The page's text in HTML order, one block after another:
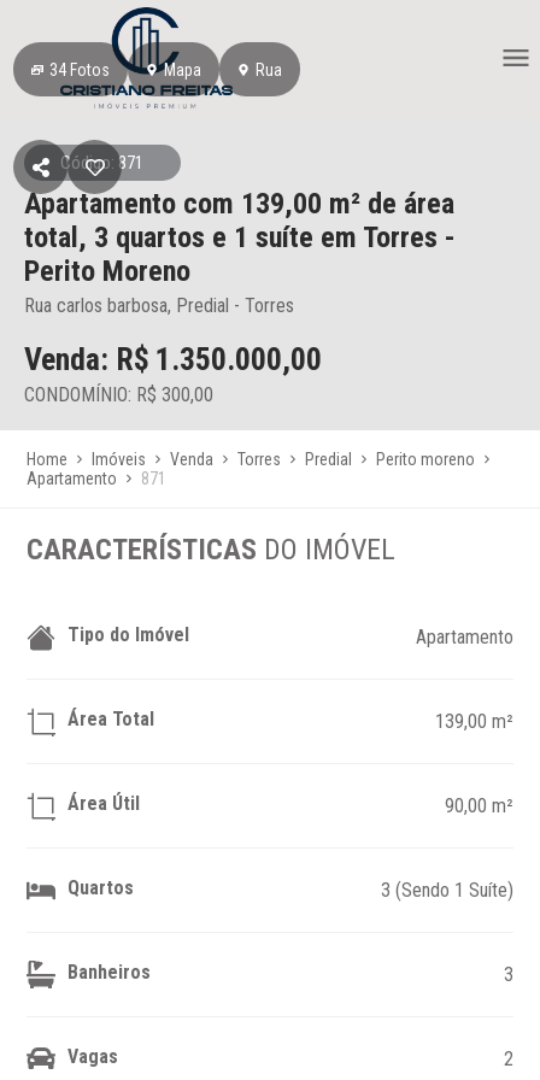
34Fotos Mapa Rua
Código: 871
Apartamento com 139,00 m² de área
total, 3 quartos e 1 suíte em Torres -
Perito Moreno
Rua carlos barbosa, Predial - Torres
Venda: R$ 1.350.000,00
CONDOMÍNIO: R$ 300,00
Home Imóveis Venda Torres Predial
Perito moreno
Apartamento
871
CARACTERÍSTICAS DO IMÓVEL
Tipo do Imóvel Apartamento
Área Total 139,00 m²
Área Útil 90,00 m²
Quartos 3 (Sendo 1 Suíte)
Banheiros 3
Vagas 2